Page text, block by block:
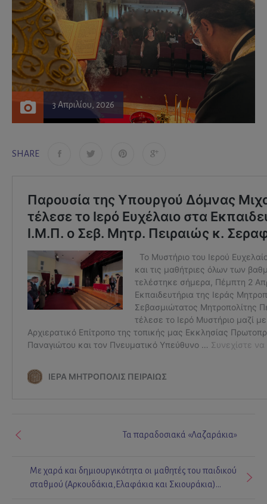
3 Απριλίου, 2026
SHARE
Με χαρά και δημιουργικότητα οι μαθητές του παιδικού
σταθμού (Αρκουδάκια,Ελαφάκια και Σκιουράκια)
Τα παραδοσιακά «Λαζαράκια»